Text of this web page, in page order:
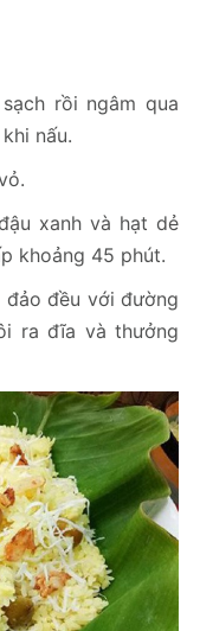
rồi ngâm qua
nấu.
xanh và hạt dẻ
khoảng 45 phút.
đảo đều với đường
ra đĩa và thưởng